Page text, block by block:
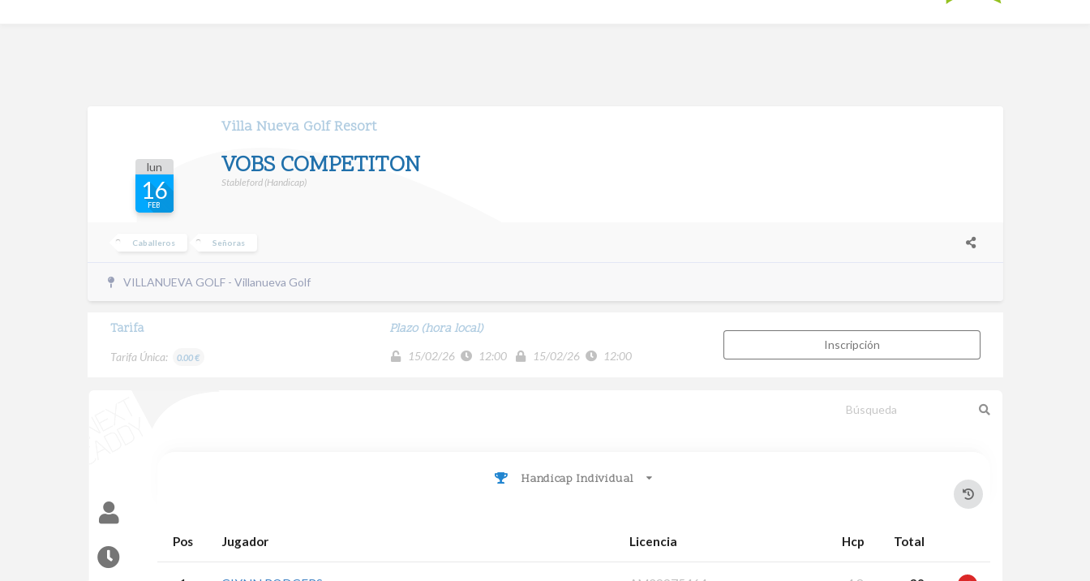
Villa Nueva Golf Resort
lun
16
FEB
VOBS COMPETITON
Stableford (Handicap)
Caballeros Señoras
VILLANUEVA GOLF - Villanueva Golf
Tarifa
Tarifa Única: 0.00 €
Plazo (hora local)
15/02/26 12:00 15/02/26 12:00
Inscripción
Handicap Individual
Pos Jugador Licencia Hcp Total